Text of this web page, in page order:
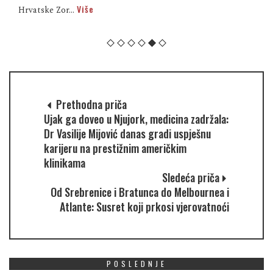
Hrvatske Zor... Više
Prethodna priča
Ujak ga doveo u Njujork, medicina zadržala:
Dr Vasilije Mijović danas gradi uspješnu
karijeru na prestižnim američkim
klinikama
Sledeća priča
Od Srebrenice i Bratunca do Melbournea i
Atlante: Susret koji prkosi vjerovatnoći
POSLEDNJE